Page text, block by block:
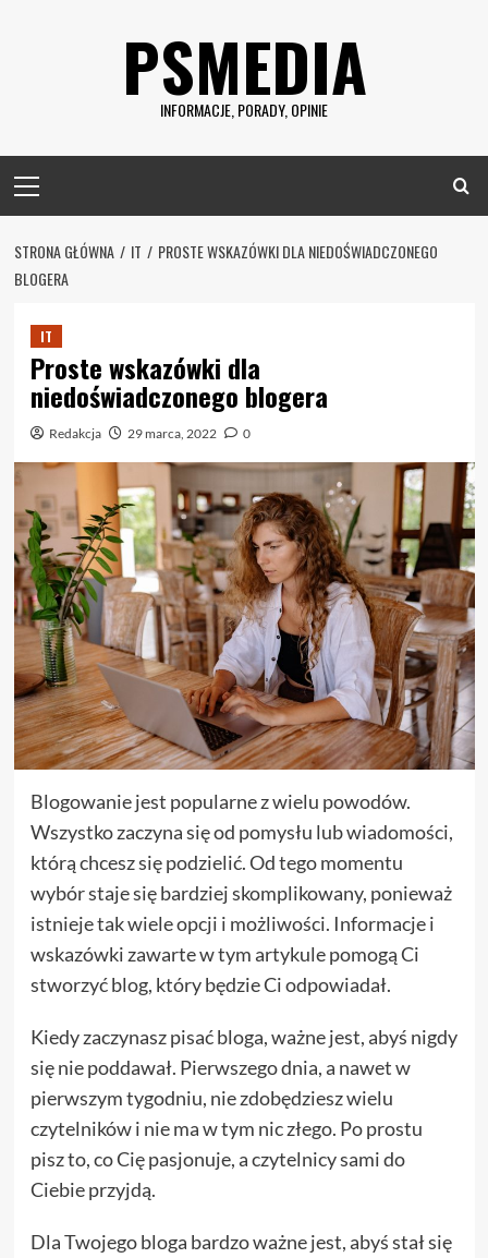
PSMEDIA
INFORMACJE, PORADY, OPINIE
Menu
STRONA GŁÓWNA IT
PROSTE WSKAZÓWKI DLA NIEDOŚWIADCZONEGO
BLOGERA
IT
Proste wskazówki dla
niedoświadczonego blogera
Redakcja 29 marca, 2022 0
Blogowanie jest popularne z wielu powodów.
Wszystko zaczyna się od pomysłu lub wiadomości,
którą chcesz się podzielić. Od tego momentu
wybór staje się bardziej skomplikowany, ponieważ
istnieje tak wiele opcji i możliwości. Informacje i
wskazówki zawarte w tym artykule pomogą Ci
stworzyć blog, który będzie Ci odpowiadał.
Kiedy zaczynasz pisać bloga, ważne jest, abyś nigdy
się nie poddawał. Pierwszego dnia, a nawet w
pierwszym tygodniu, nie zdobędziesz wielu
czytelników i nie ma w tym nic złego. Po prostu
pisz to, co Cię pasjonuje, a czytelnicy sami do
Ciebie przyjdą.
Dla Twojego bloga bardzo ważne jest, abyś stał się